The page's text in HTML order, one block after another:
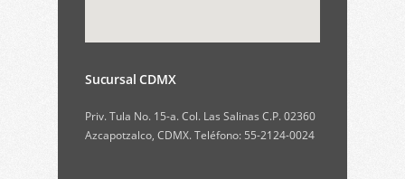
Sucursal CDMX
Priv. Tula No. 15-a. Col. Las Salinas C.P. 02360
Azcapotzalco, CDMX. Teléfono: 55-2124-0024